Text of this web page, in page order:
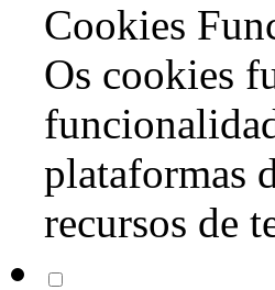
Cookies
Os cookies
plataformas
recursos de